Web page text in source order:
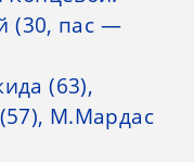
(30, пас —
(63),
М.Мардас